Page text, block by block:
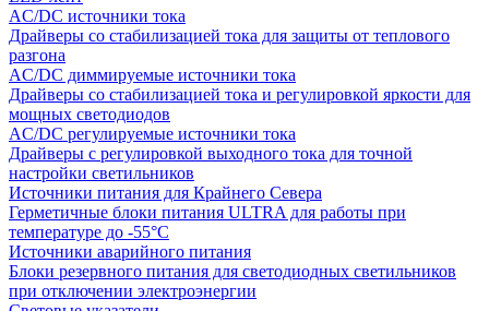
AC/DC источники тока
Драйверы со стабилизацией тока для защиты от теплового
разгона
AC/DC диммируемые источники тока
Драйверы со стабилизацией тока и регулировкой яркости для
мощных светодиодов
AC/DC регулируемые источники тока
Драйверы с регулировкой выходного тока для точной
настройки светильников
Источники питания для Крайнего Севера
Герметичные блоки питания ULTRA для работы при
температуре до -55°C
Источники аварийного питания
Блоки резервного питания для светодиодных светильников
при отключении электроэнергии